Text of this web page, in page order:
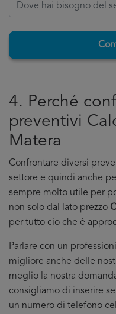
4. Perché
preventivi
Matera
Confrontare diversi
settore e quindi anche
sempre molto utile per
non solo dal lato prezzo
per tutto cio che è
Parlare con un
migliore anche delle
meglio la nostra
consigliamo di inserire
un numero di telefono